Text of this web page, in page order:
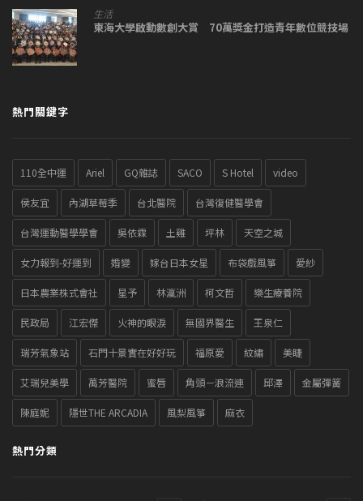
生活
東海大學啟動數創大賞 70萬獎金打造青年數位競技場
熱門關鍵字
110全中運 Ariel GQ雜誌 SACO S Hotel video
侯友宜 內湖草莓季 台北醫院 台灣復健醫學會
台灣運動醫學學會 吳依霖 土雞 坪林 天空之城
女力報到-好運到 婚變 嫁台日本女星 布袋戲風箏 愛紗
日本農業株式會社 星予 林瀛洲 柯文哲 樂生療養院
民政局 江宏傑 火神的眼淚 無國界醫生 王泉仁
瑞芳氣象站 石門十景實在好好玩 福原愛 紋繡 美睫
艾瑞兒美學 萬芳醫院 蜜唇 角頭－浪流連 邱澤 金屬彈簧
陳庭妮 隱世THE ARCADIA 風梨風箏 麻衣
熱門分類